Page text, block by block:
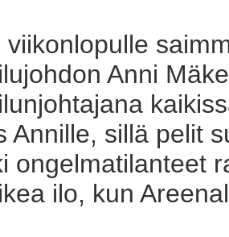
viikonlopulle
Anni
Annille, sillä pelit
ongelmatilanteet
ilo, kun